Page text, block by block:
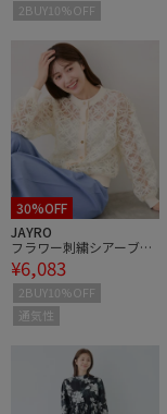
2BUY10%OFF
30%OFF
JAYRO
フラワー刺繍シアーブル
ゾン
¥6,083
2BUY10%OFF
通気性